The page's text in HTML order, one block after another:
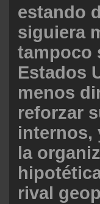
estando
siguiera
tampoco
Estados
menos
reforzar
internos,
la
rival